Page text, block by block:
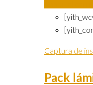
Captura de
Pack